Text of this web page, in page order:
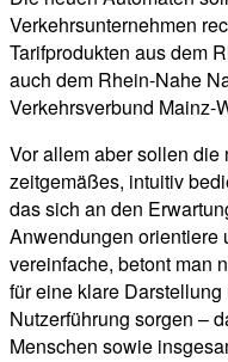
Verkehrsunternehmen
Tarifprodukten aus dem
auch dem Rhein-Nahe
Verkehrsverbund Mainz-
Vor allem aber sollen die
zeitgemäßes, intuitiv
das sich an den
Anwendungen orientiere
vereinfache, betont man
für eine klare
Nutzerführung sorgen –
Menschen sowie